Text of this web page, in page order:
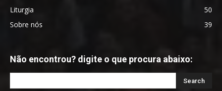
Liturgia
50
Sobre nós
39
Não encontrou? digite o que procura abaixo: